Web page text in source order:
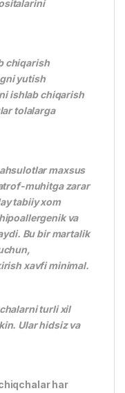
chiqarish
yutish
ishlab chiqarish
tolalarga
maxsus
muhitga zarar
tabiiy xom
va
Bu bir martalik
xavfi minimal.
turli xil
Ular hidsiz va
har